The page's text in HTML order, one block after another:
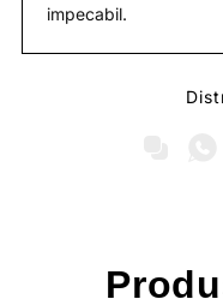
impecabil.